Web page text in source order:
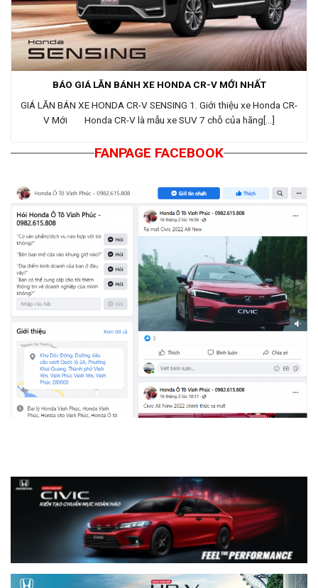
BÁO GIÁ LĂN BÁNH XE HONDA CR-V MỚI NHẤT
GIÁ LĂN BÁN XE HONDA CR-V SENSING 1. Giới thiệu xe Honda CR-
V Mới Honda CR-V là mẫu xe SUV 7 chỗ của hãng[...]
FANPAGE FACEBOOK